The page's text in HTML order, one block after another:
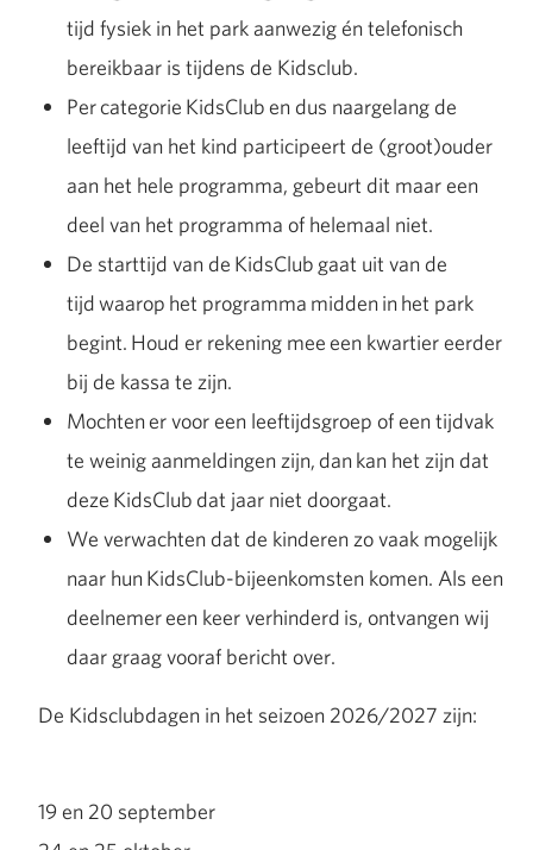
tijd fysiek in het park aanwezig én telefonisch
bereikbaar is tijdens de Kidsclub.
Percategorie KidsCluben dus naargelang de
leeftijd van het kind participeert de (groot)ouder
aan het hele programma, gebeurt dit maar een
deel van het programma of helemaal niet.
De starttijd van de KidsClub gaat uit van de
tijdwaarop het programma middeninhet park
begint. Houd er rekening meeeen kwartier eerder
bij de kassa te zijn.
Mochtener voor een leeftijdsgroep of een tijdvak
te weinig aanmeldingen zijn, dankan het zijn dat
deze KidsClub dat jaar niet doorgaat.
We verwachten dat de kinderen zo vaak mogelijk
naar hunKidsClub-bijeenkomsten komen. Als een
deelnemereen keer verhinderd is, ontvangen wij
daar graag vooraf bericht over.
De Kidsclubdagen in het seizoen 2026/2027 zijn:
19 en 20 september